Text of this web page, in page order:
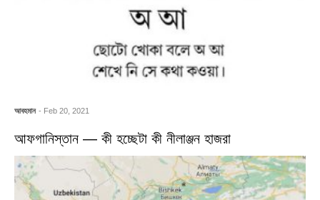
আবহমান - Feb 20, 2021
আফগানিস্তান — কী হচ্ছেটা কী নীলাঞ্জন হাজরা